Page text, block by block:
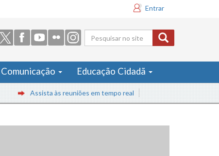
Entrar
Formulário
de busca
Comunicação Educação Cidadã
Assista às reuniões em tempo real